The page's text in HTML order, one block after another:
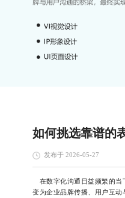
如何挑选靠谱的
发布于 2026-05-27
在数字化沟通日益频繁的当
变为企业品牌传播、用户互